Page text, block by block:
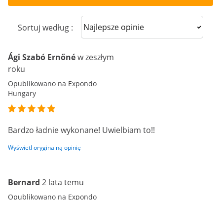
Sortuj według : Sort reviews
Ági Szabó Ernőnéw zeszłym
roku
Opublikowano na Expondo
Hungary
Bardzo ładnie wykonane! Uwielbiam to!!
Wyświetl oryginalną opinię
Bernard 2 lata temu
Opublikowano na Expondo